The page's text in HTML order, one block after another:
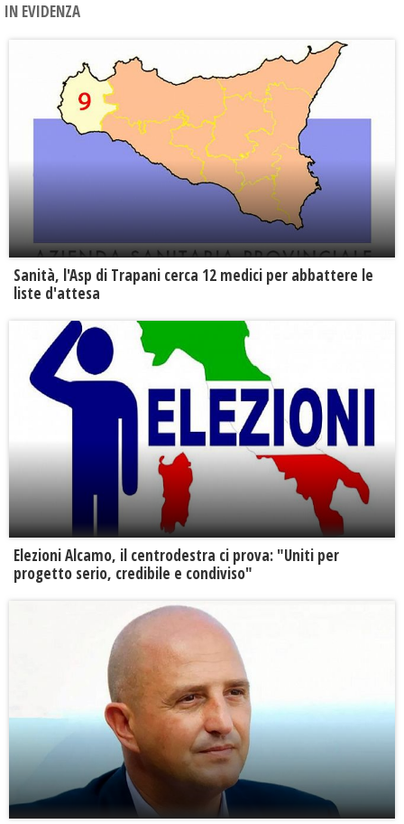
IN EVIDENZA
Sanità, l'Asp di Trapani cerca 12 medici per abbattere le
liste d'attesa
Elezioni Alcamo, il centrodestra ci prova: "Uniti per
progetto serio, credibile e condiviso"